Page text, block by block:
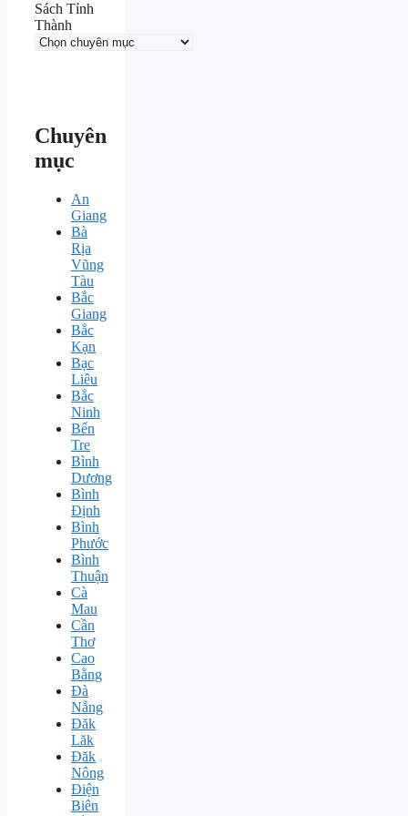
Sách Tỉnh
Thành
Chuyên
mục
An
Giang
Bà
Rịa
Vũng
Tàu
Bắc
Giang
Bắc
Kạn
Bạc
Liêu
Bắc
Ninh
Bến
Tre
Bình
Dương
Bình
Định
Bình
Phước
Bình
Thuận
Cà
Mau
Cần
Thơ
Cao
Bằng
Đà
Nẵng
Đăk
Lăk
Đăk
Nông
Điện
Biên